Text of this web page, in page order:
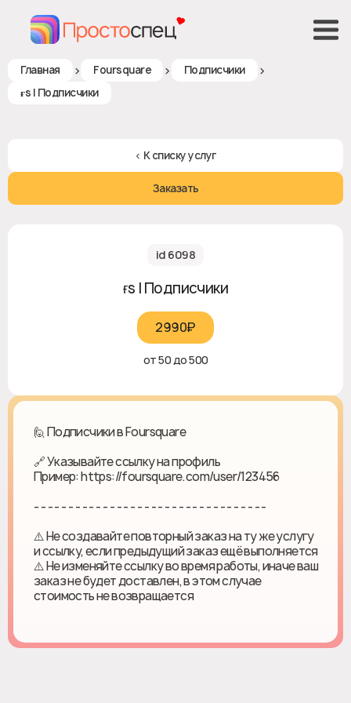
Главная > Foursquare > Подписчики >
ғs | Подписчики
< К списку услуг
Заказать
id 6098
ғs | Подписчики
2990₽‎
от 50 до 500
🙋 Подписчики в Foursquare
🔗 Указывайте ссылку на профиль
Пример: https://foursquare.com/user/123456
- - - - - - - - - - - - - - - - - - - - - - - - - - - - - - - - - -
⚠️ Не создавайте повторный заказ на ту же услугу
и ссылку, если предыдущий заказ ещё выполняется
⚠️ Не изменяйте ссылку во время работы, иначе ваш
заказ не будет доставлен, в этом случае
стоимость не возвращается